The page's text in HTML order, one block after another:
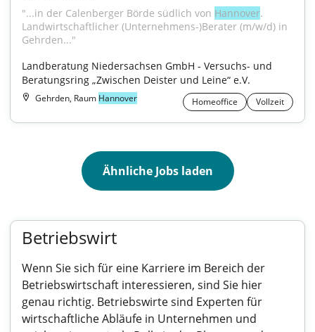
"...in der Calenberger Börde südlich von Hannover.
Landwirtschaftlicher (Unternehmens-)Berater (m/w/d) in
Gehrden..."
Landberatung Niedersachsen GmbH - Versuchs- und
Beratungsring „Zwischen Deister und Leine“ e.V.
Gehrden, Raum Hannover Homeoffice Vollzeit
Ähnliche Jobs laden
Betriebswirt
Wenn Sie sich für eine Karriere im Bereich der
Betriebswirtschaft interessieren, sind Sie hier
genau richtig. Betriebswirte sind Experten für
wirtschaftliche Abläufe in Unternehmen und